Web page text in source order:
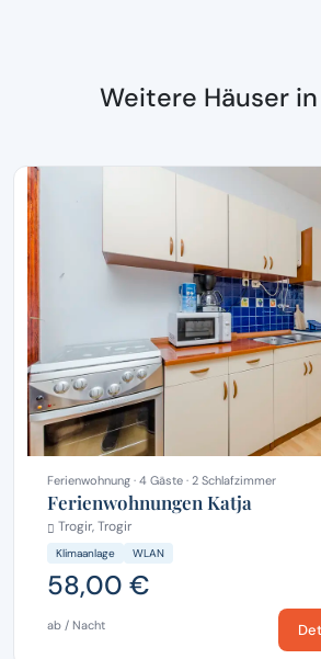
Weitere Häuser
Ferienwohnung · 4 Gäste · 2 Schlafzimmer
Ferienwohnungen Katja
Trogir, Trogir
Klimaanlage WLAN
58,00 €
ab / Nacht